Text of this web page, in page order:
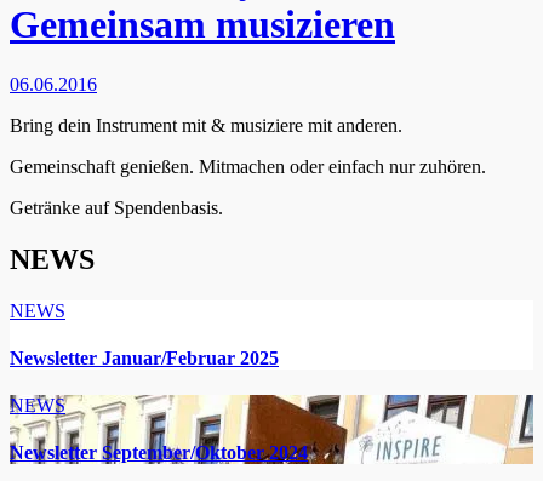
Gemeinsam musizieren
06.06.2016
Bring dein Instrument mit & musiziere mit anderen.
Gemeinschaft genießen. Mitmachen oder einfach nur zuhören.
Getränke auf Spendenbasis.
NEWS
NEWS
Newsletter Januar/Februar 2025
NEWS
Newsletter September/Oktober 2024